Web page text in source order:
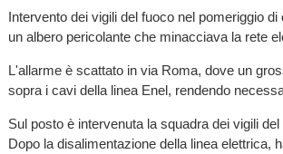
Intervento dei vigili del fuoco nel pomeriggio di
un albero pericolante che minacciava la rete
L'allarme è scattato in via Roma, dove un
sopra i cavi della linea Enel, rendendo
Sul posto è intervenuta la squadra dei vigili
Dopo la disalimentazione della linea elettrica,